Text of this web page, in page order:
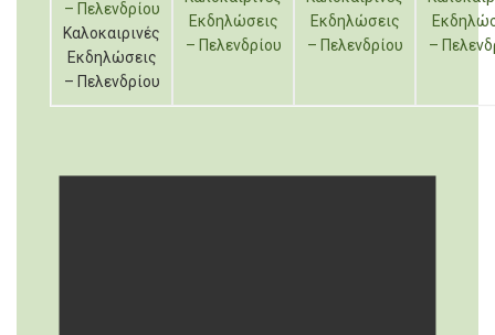
– Πελενδρίου
Καλοκαιρινές
Εκδηλώσεις
– Πελενδρίου
Εκδηλώσεις
– Πελενδρίου
Εκδηλώσεις
– Πελενδρίου
–